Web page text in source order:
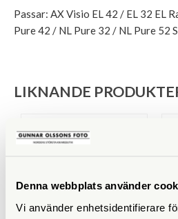
Denna webbplats använder
Vi använder enhetsidentifierare
Passar: AX Visio EL 42 / EL 32 EL
Pure 42 / NL Pure 32 / NL Pure 52
LIKNANDE